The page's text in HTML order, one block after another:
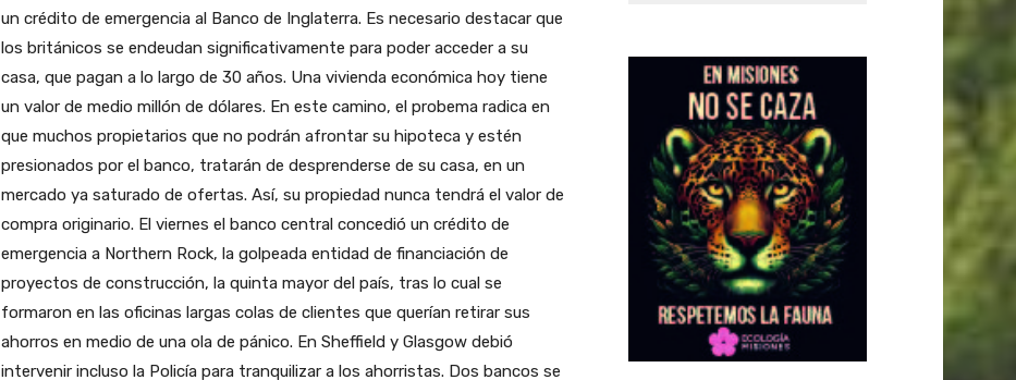
un crédito de emergencia al Banco de Inglaterra. Es necesario destacar que
los británicos se endeudan significativamente para poder acceder a su
casa, que pagan a lo largo de 30 años. Una vivienda económica hoy tiene
un valor de medio millón de dólares. En este camino, el probema radica en
que muchos propietarios que no podrán afrontar su hipoteca y estén
presionados por el banco, tratarán de desprenderse de su casa, en un
mercado ya saturado de ofertas. Así, su propiedad nunca tendrá el valor de
compra originario. El viernes el banco central concedió un crédito de
emergencia a Northern Rock, la golpeada entidad de financiación de
proyectos de construcción, la quinta mayor del país, tras lo cual se
formaron en las oficinas largas colas de clientes que querían retirar sus
ahorros en medio de una ola de pánico. En Sheffield y Glasgow debió
intervenir incluso la Policía para tranquilizar a los ahorristas. Dos bancos se